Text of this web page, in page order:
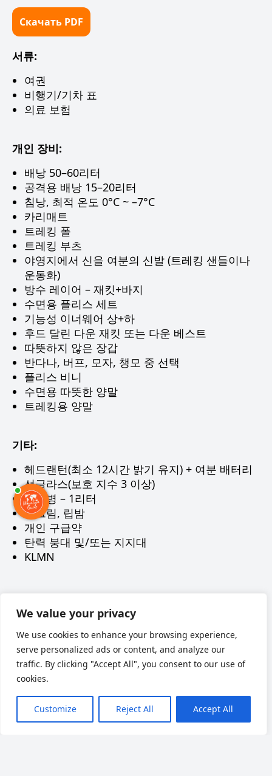
We value your privacy
We use cookies to enhance your browsing experience,
serve personalized ads or content, and analyze our
traffic. By clicking "Accept All", you consent to our use of
cookies.
Customize Reject All Accept All
Скачать PDF
서류:
여권
비행기/기차 표
의료 보험
개인 장비:
배낭 50–60리터
공격용 배낭 15–20리터
침낭, 최적 온도 0°C ~ –7°C
카리매트
트레킹 폴
트레킹 부츠
야영지에서 신을 여분의 신발 (트레킹 샌들이나
운동화)
방수 레이어 – 재킷+바지
수면용 플리스 세트
기능성 이너웨어 상+하
후드 달린 다운 재킷 또는 다운 베스트
따뜻하지 않은 장갑
반다나, 버프, 모자, 챙모 중 선택
플리스 비니
수면용 따뜻한 양말
트레킹용 양말
기타:
헤드랜턴(최소 12시간 밝기 유지) + 여분 배터리
선글라스(보호 지수 3 이상)
보온병 – 1리터
선크림, 립밤
개인 구급약
탄력 붕대 및/또는 지지대
KLMN
Наверх